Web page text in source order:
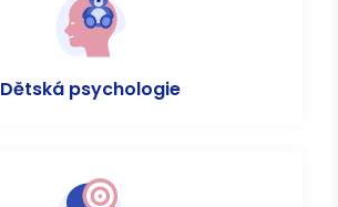
Dětská psychologie